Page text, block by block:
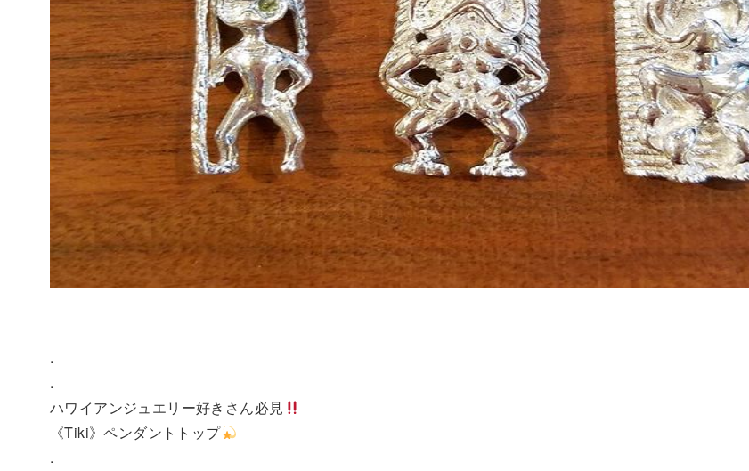
.
.
ハワイアンジュエリー好きさん必見
《Tiki》ペンダントトップ
.